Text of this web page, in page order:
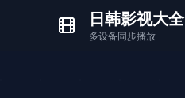
日韩影视大全
多设备同步播放